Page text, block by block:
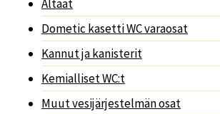
Altaat
Dometic kasetti WC varaosat
Kannut ja kanisterit
Kemialliset WC:t
Muut vesijärjestelmän osat